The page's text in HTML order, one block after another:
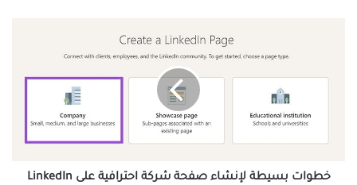
صفحة
LinkedIn
خطوات بسيطة لإنشاء صفحة شركة احترافية على LinkedIn